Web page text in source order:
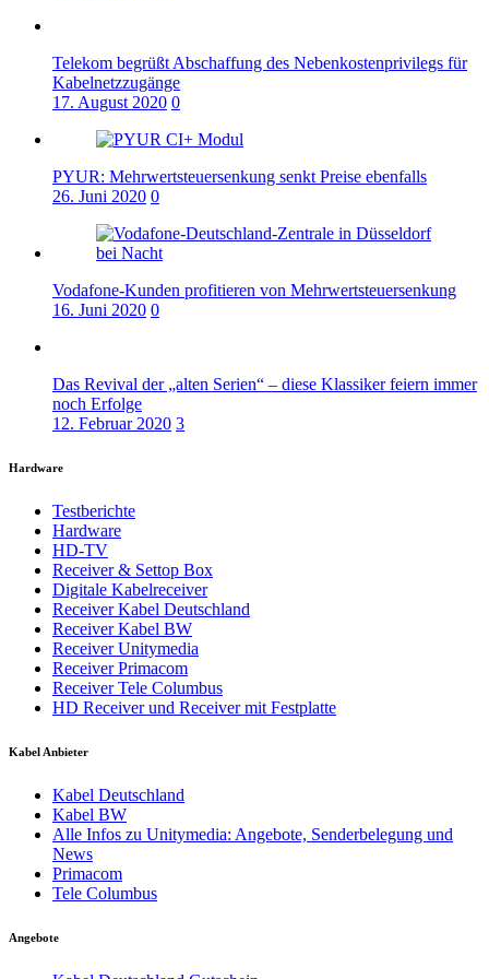
Telekom begrüßt Abschaffung des Nebenkostenprivilegs für
Kabelnetzzugänge
17. August 2020 0
PYUR: Mehrwertsteuersenkung senkt Preise ebenfalls
26. Juni 2020 0
Vodafone-Kunden profitieren von Mehrwertsteuersenkung
16. Juni 2020 0
Das Revival der „alten Serien“ – diese Klassiker feiern immer
noch Erfolge
12. Februar 2020 3
Hardware
Testberichte
Hardware
HD-TV
Receiver & Settop Box
Digitale Kabelreceiver
Receiver Kabel Deutschland
Receiver Kabel BW
Receiver Unitymedia
Receiver Primacom
Receiver Tele Columbus
HD Receiver und Receiver mit Festplatte
Kabel Anbieter
Kabel Deutschland
Kabel BW
Alle Infos zu Unitymedia: Angebote, Senderbelegung und
News
Primacom
Tele Columbus
Angebote